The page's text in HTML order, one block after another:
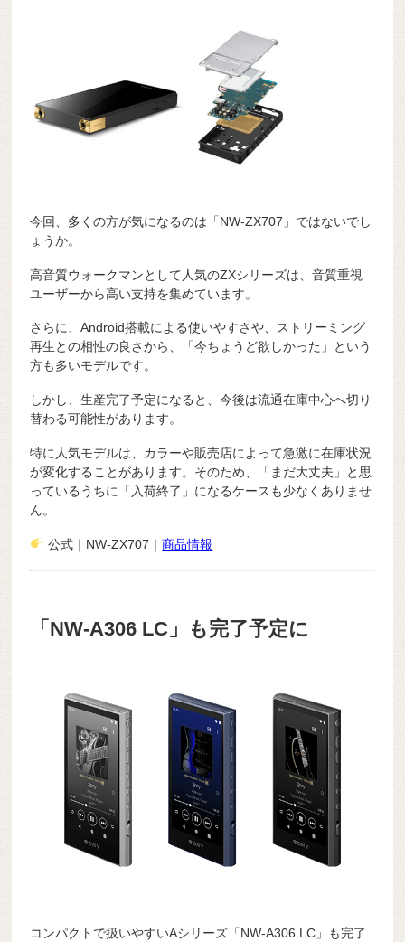
今回、多くの方が気になるのは「NW-ZX707」ではないでし
ょうか。
高音質ウォークマンとして人気のZXシリーズは、音質重視
ユーザーから高い支持を集めています。
さらに、Android搭載による使いやすさや、ストリーミング
再生との相性の良さから、「今ちょうど欲しかった」という
方も多いモデルです。
しかし、生産完了予定になると、今後は流通在庫中心へ切り
替わる可能性があります。
特に人気モデルは、カラーや販売店によって急激に在庫状況
が変化することがあります。そのため、「まだ大丈夫」と思
っているうちに「入荷終了」になるケースも少なくありませ
ん。
公式｜NW-ZX707｜商品情報
「NW-A306 LC」も完了予定に
コンパクトで扱いやすいAシリーズ「NW-A306 LC」も完了